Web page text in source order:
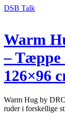
DSB Talk
Warm
–
126×96
Warm Hug by
ruder i forskellige